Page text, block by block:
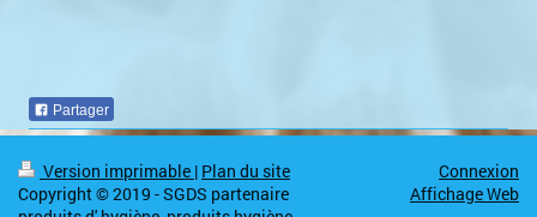
Partager
Version imprimable | Plan du site
Copyright © 2019 - SGDS partenaire
Connexion
Affichage Web